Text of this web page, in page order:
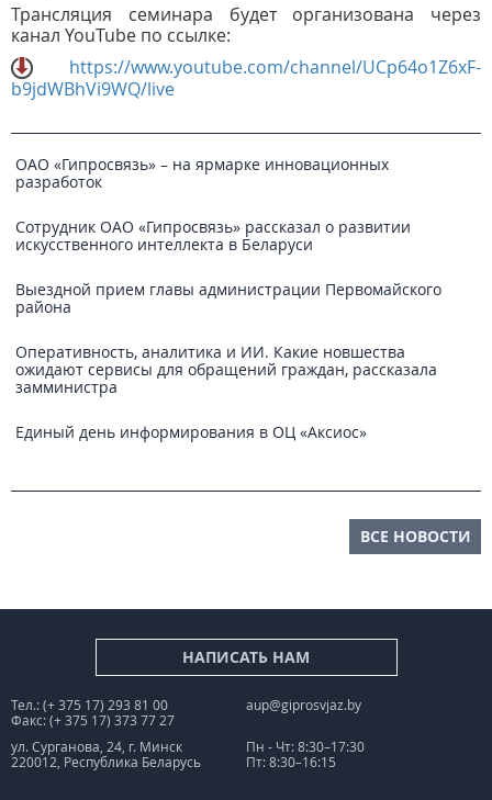
Трансляция семинара будет организована через
канал YouTube по ссылке:
https://www.youtube.com/channel/UCp64o1Z6xF-
b9jdWBhVi9WQ/live
ОАО «Гипросвязь» – на ярмарке инновационных
разработок
Сотрудник ОАО «Гипросвязь» рассказал о развитии
искусственного интеллекта в Беларуси
Выездной прием главы администрации Первомайского
района
Оперативность, аналитика и ИИ. Какие новшества
ожидают сервисы для обращений граждан, рассказала
замминистра
Единый день информирования в ОЦ «Аксиос»
ВСЕ НОВОСТИ
НАПИСАТЬ НАМ
Тел.: (+ 375 17) 293 81 00
Факс: (+ 375 17) 373 77 27
aup@giprosvjaz.by
ул. Сурганова, 24, г. Минск
220012, Республика Беларусь
Пн - Чт: 8:30–17:30
Пт: 8:30–16:15